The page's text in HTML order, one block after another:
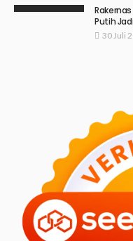
Putih
30 Juli